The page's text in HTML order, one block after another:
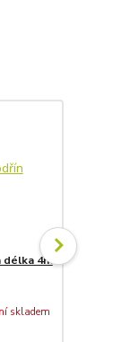
délka 4m
skladem
Terasové